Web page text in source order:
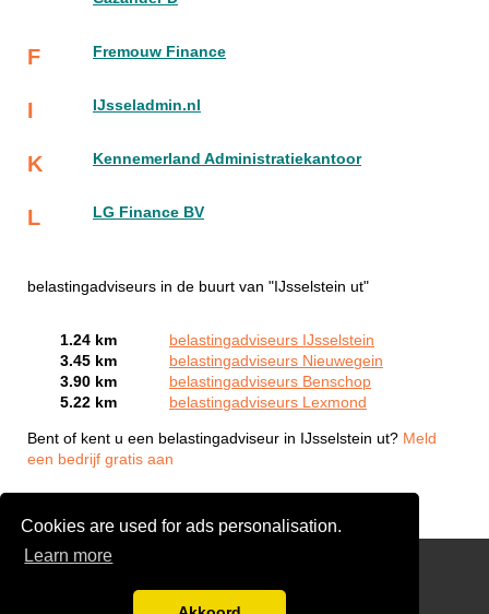
Cookies are used for ads personalisation.
Learn more
F Fremouw Finance
I IJsseladmin.nl
K Kennemerland Administratiekantoor
L LG Finance BV
belastingadviseurs in de buurt van "IJsselstein ut"
1.24 km
belastingadviseurs IJsselstein
3.45 km
belastingadviseurs Nieuwegein
3.90 km
belastingadviseurs Benschop
5.22 km
belastingadviseurs Lexmond
Bent of kent u een belastingadviseur in IJsselstein ut? Meld
een bedrijf gratis aan
Links
Gratis Offertes Vergelijken